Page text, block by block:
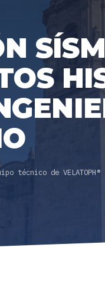
técnico de VELATOPH®